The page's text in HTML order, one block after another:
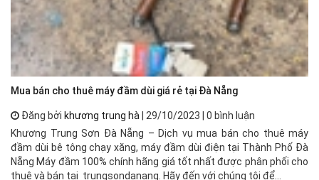
Mua bán cho thuê máy đầm dùi giá rẻ tại Đà Nẵng
Đăng bởi khương trung hà | 29/10/2023 | 0 bình luận
Khương Trung Sơn Đà Nẵng – Dịch vụ mua bán cho thuê máy
đầm dùi bê tông chạy xăng, máy đầm dùi điện tại Thành Phố Đà
Nẵng Máy đầm 100% chính hãng giá tốt nhất được phân phối cho
thuê và bán tại trungsondanang. Hãy đến với chúng tôi để...